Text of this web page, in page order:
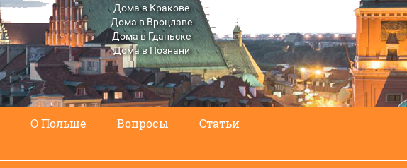
Дома в Кракове
Дома в Вроцлаве
Дома в Гданьске
Дома в Познани
Дома в Люблине
О Польше Вопросы
Статьи